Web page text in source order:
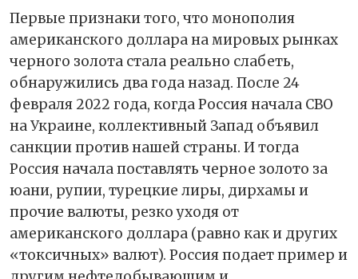
Первые признаки того, что монополия
американского доллара на мировых рынках
черного золота стала реально слабеть,
обнаружились два года назад. После 24
февраля 2022 года, когда Россия начала СВО
на Украине, коллективный Запад объявил
санкции против нашей страны. И тогда
Россия начала поставлять черное золото за
юани, рупии, турецкие лиры, дирхамы и
прочие валюты, резко уходя от
американского доллара (равно как и других
«токсичных» валют). Россия подает пример и